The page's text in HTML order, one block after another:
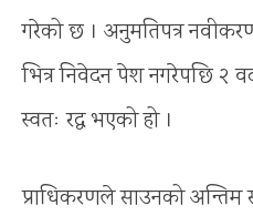
गरेको छ । अनुमतिपत्र
भित्र निवेदन पेश नगरेपछि २
स्वतः रद्ध भएको हो ।
प्राधिकरणले साउनको अन्तिम